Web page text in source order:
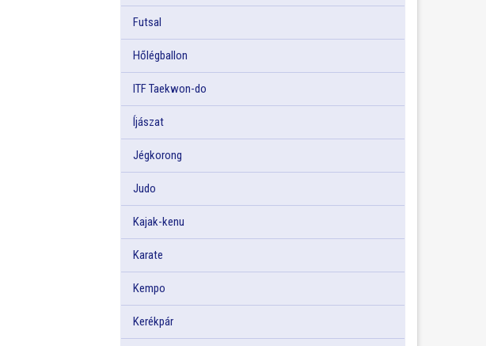
Futsal
Hőlégballon
ITF Taekwon-do
Íjászat
Jégkorong
Judo
Kajak-kenu
Karate
Kempo
Kerékpár